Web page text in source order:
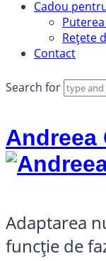
Cadou
Rețete
Contact
Search for
Andreea
Adaptarea
funcție de